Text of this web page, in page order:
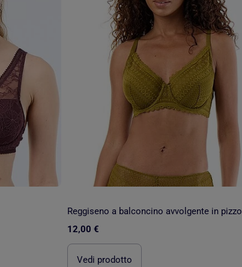
Reggiseno a balconcino avvolgente in pizzo
12,00 €
Vedi prodotto